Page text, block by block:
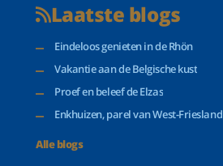
Laatste blogs
Eindeloos genieten in de Rhön
Vakantie aan de Belgische kust
Proef en beleef de Elzas
Enkhuizen, parel van West-Friesland
Alle blogs